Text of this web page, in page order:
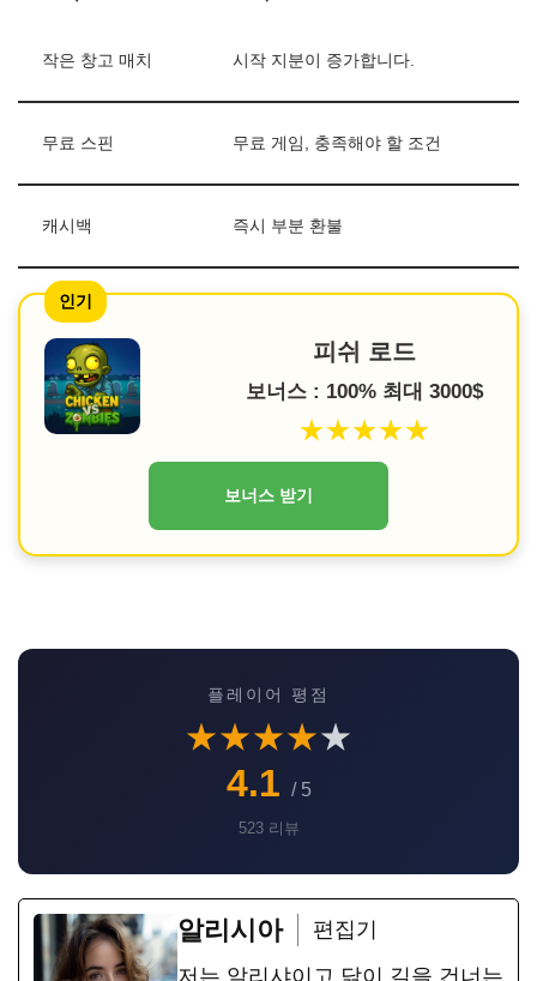
작은 창고 매치 시작 지분이 증가합니다.
무료 스핀 무료 게임, 충족해야 할 조건
캐시백 즉시 부분 환불
인기
피쉬 로드
보너스 : 100% 최대 3000$
★★★★★
보너스 받기
플레이어 평점
★★★★★
4.1 / 5
523 리뷰
알리시아
편집기